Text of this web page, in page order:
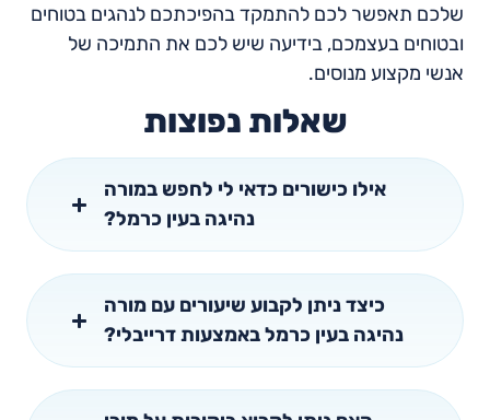
שלכם תאפשר לכם להתמקד בהפיכתכם לנהגים בטוחים
ובטוחים בעצמכם, בידיעה שיש לכם את התמיכה של
אנשי מקצוע מנוסים.
שאלות נפוצות
אילו כישורים כדאי לי לחפש במורה
נהיגה בעין כרמל?
כיצד ניתן לקבוע שיעורים עם מורה
נהיגה בעין כרמל באמצעות דרייבלי?